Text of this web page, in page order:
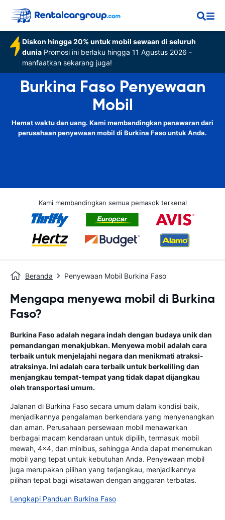
Diskon hingga 20% untuk mobil sewaan di seluruh
dunia Promosi ini berlaku hingga 11 Agustus 2026 -
manfaatkan sekarang juga!
Burkina Faso Penyewaan
Mobil
Hemat waktu dan uang. Kami membandingkan penawaran dari
perusahaan penyewaan mobil di Burkina Faso untuk Anda.
Kami membandingkan semua pemasok terkenal
Beranda Penyewaan Mobil Burkina Faso
Mengapa menyewa mobil di Burkina
Faso?
Burkina Faso adalah negara indah dengan budaya unik dan
pemandangan menakjubkan. Menyewa mobil adalah cara
terbaik untuk menjelajahi negara dan menikmati atraksi-
atraksinya. Ini adalah cara terbaik untuk berkeliling dan
menjangkau tempat-tempat yang tidak dapat dijangkau
oleh transportasi umum.
Jalanan di Burkina Faso secara umum dalam kondisi baik,
menjadikannya pengalaman berkendara yang menyenangkan
dan aman. Perusahaan persewaan mobil menawarkan
berbagai macam kendaraan untuk dipilih, termasuk mobil
mewah, 4x4, dan minibus, sehingga Anda dapat menemukan
mobil yang tepat untuk kebutuhan Anda. Penyewaan mobil
juga merupakan pilihan yang terjangkau, menjadikannya
pilihan tepat bagi wisatawan dengan anggaran terbatas.
Lengkapi Panduan Burkina Faso